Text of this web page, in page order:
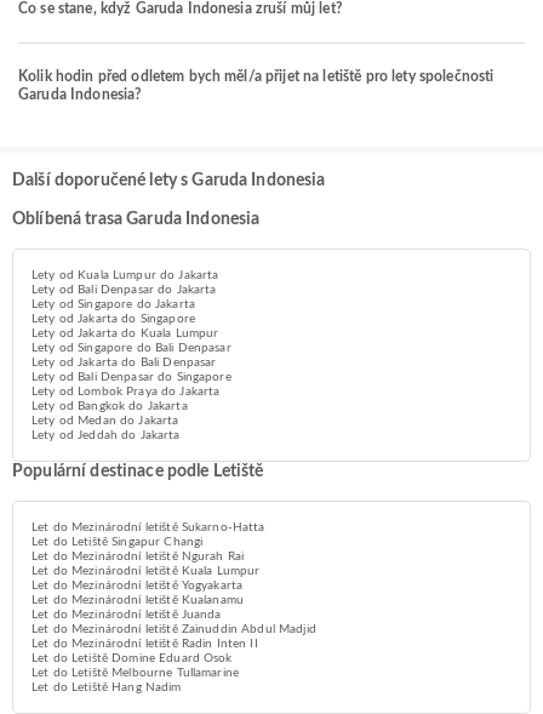
Co se stane, když Garuda Indonesia zruší můj let?
Kolik hodin před odletem bych měl/a přijet na letiště pro lety společnosti
Garuda Indonesia?
Další doporučené lety s Garuda Indonesia
Oblíbená trasa Garuda Indonesia
Lety od Kuala Lumpur do Jakarta
Lety od Bali Denpasar do Jakarta
Lety od Singapore do Jakarta
Lety od Jakarta do Singapore
Lety od Jakarta do Kuala Lumpur
Lety od Singapore do Bali Denpasar
Lety od Jakarta do Bali Denpasar
Lety od Bali Denpasar do Singapore
Lety od Lombok Praya do Jakarta
Lety od Bangkok do Jakarta
Lety od Medan do Jakarta
Lety od Jeddah do Jakarta
Populární destinace podle Letiště
Let do Mezinárodní letiště Sukarno-Hatta
Let do Letiště Singapur Changi
Let do Mezinárodní letiště Ngurah Rai
Let do Mezinárodní letiště Kuala Lumpur
Let do Mezinárodní letiště Yogyakarta
Let do Mezinárodní letiště Kualanamu
Let do Mezinárodní letiště Juanda
Let do Mezinárodní letiště Zainuddin Abdul Madjid
Let do Mezinárodní letiště Radin Inten II
Let do Letiště Domine Eduard Osok
Let do Letiště Melbourne Tullamarine
Let do Letiště Hang Nadim